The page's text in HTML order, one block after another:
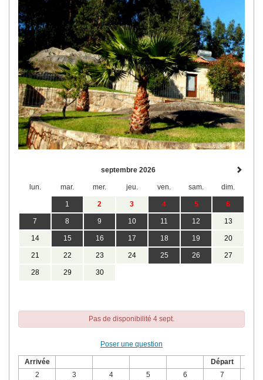
septembre 2026
lun. mar. mer. jeu. ven. sam. dim.
1 2 3 4 5 6
7 8 9 10 11 12 13
14 15 16 17 18 19 20
21 22 23 24 25 26 27
28 29 30
Pas de disponibilité 4 sept.
Poser une question
Arrivée
Départ
2
3
4
5
6
7